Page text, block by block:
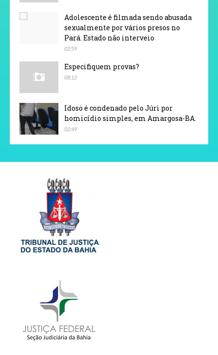
Adolescente é filmada sendo abusada
sexualmente por vários presos no
Pará. Estado não interveio
02:59
Especifiquem provas?
08:12
Idoso é condenado pelo Júri por
homicídio simples, em Amargosa-BA.
02:49